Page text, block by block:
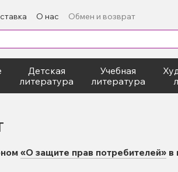
О нас Обмен и возврат
Детская
литература
Учебная
литература
«О защите прав потребителей» в